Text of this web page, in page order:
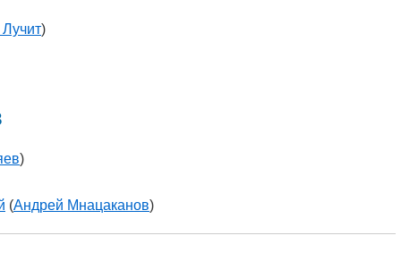
)
)
(Андрей Мнацаканов)